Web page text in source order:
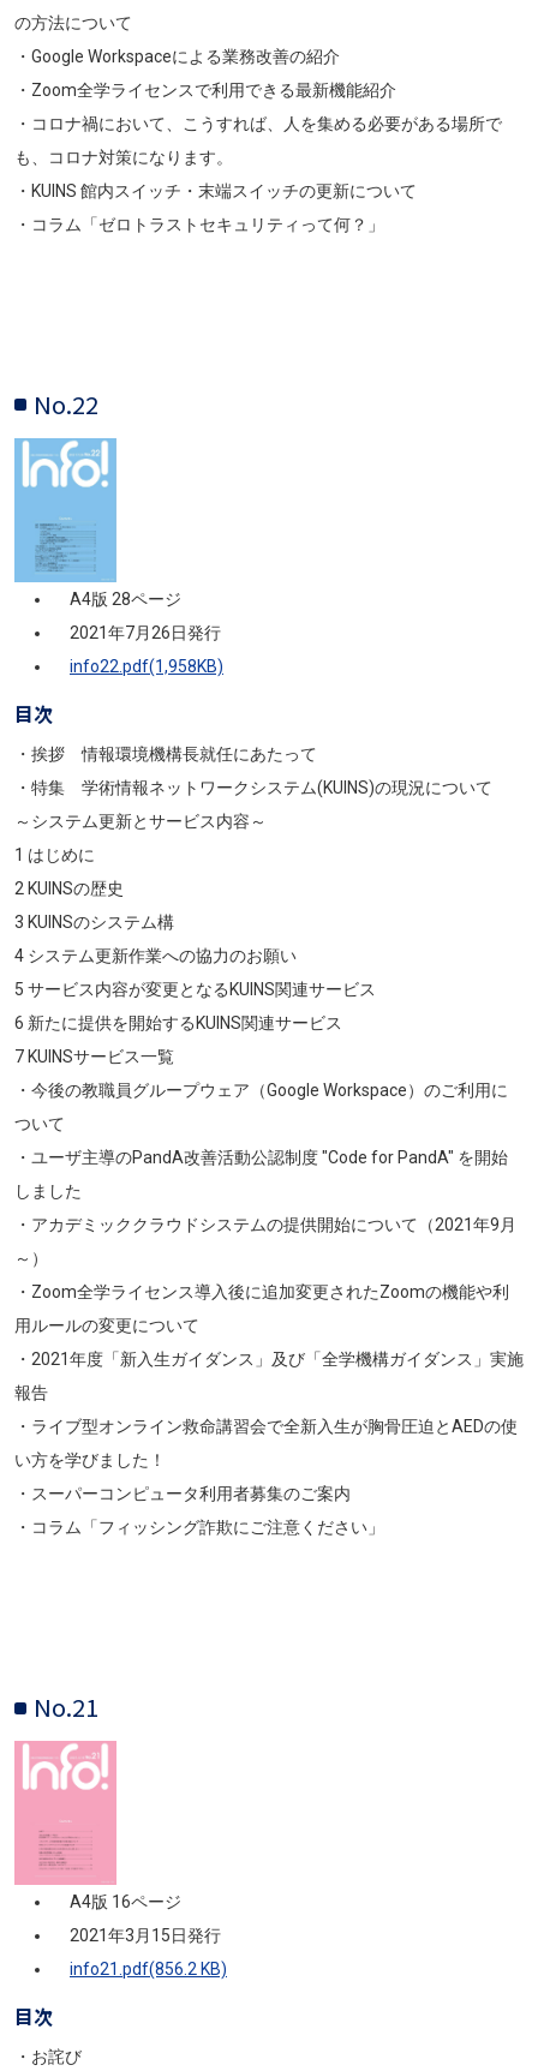
の方法について
・Google Workspaceによる業務改善の紹介
・Zoom全学ライセンスで利用できる最新機能紹介
・コロナ禍において、こうすれば、人を集める必要がある場所で
も、コロナ対策になります。
・KUINS 館内スイッチ・末端スイッチの更新について
・コラム「ゼロトラストセキュリティって何？」
No.22
画像
A4版 28ページ
2021年7月26日発行
info22.pdf(1,958KB)
目次
・挨拶 情報環境機構長就任にあたって
・特集 学術情報ネットワークシステム(KUINS)の現況について
～システム更新とサービス内容～
1 はじめに
2 KUINSの歴史
3 KUINSのシステム構
4 システム更新作業への協力のお願い
5 サービス内容が変更となるKUINS関連サービス
6 新たに提供を開始するKUINS関連サービス
7 KUINSサービス一覧
・今後の教職員グループウェア（Google Workspace）のご利用に
ついて
・ユーザ主導のPandA改善活動公認制度 "Code for PandA" を開始
しました
・アカデミッククラウドシステムの提供開始について（2021年9月
～）
・Zoom全学ライセンス導入後に追加変更されたZoomの機能や利
用ルールの変更について
・2021年度「新入生ガイダンス」及び「全学機構ガイダンス」実施
報告
・ライブ型オンライン救命講習会で全新入生が胸骨圧迫とAEDの使
い方を学びました！
・スーパーコンピュータ利用者募集のご案内
・コラム「フィッシング詐欺にご注意ください」
No.21
画像
A4版 16ページ
2021年3月15日発行
info21.pdf(856.2 KB)
目次
・お詫び